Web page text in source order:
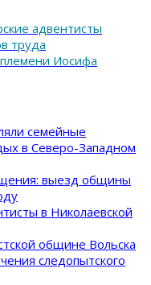
адвентисты
труда
Иосифа
семейные
в Северо-Западном
выезд общины
в Николаевской
общине Вольска
следопытского